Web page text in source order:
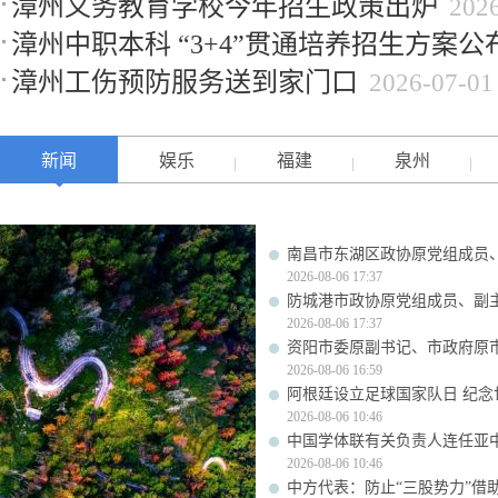
漳州义务教育学校今年招生政策出炉
漳州中职本科 “3+4”贯通培养招生方案公
漳州工伤预防服务送到家门口 2026-07-01
新闻 娱乐 福建 泉州
南昌市东湖区政协原党组成员
2026-08-06 17:37
防城港市政协原党组成员、副
2026-08-06 17:37
资阳市委原副书记、市政府原
2026-08-06 16:59
阿根廷设立足球国家队日 纪
2026-08-06 10:46
中国学体联有关负责人连任亚
2026-08-06 10:46
中方代表：防止“三股势力”借